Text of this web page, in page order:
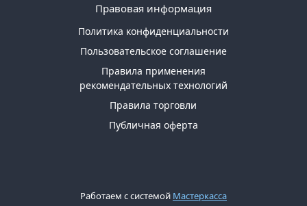
Правовая информация
Политика конфиденциальности
Пользовательское соглашение
Правила применения
рекомендательных технологий
Правила торговли
Публичная оферта
Работаем с системой Мастеркасса